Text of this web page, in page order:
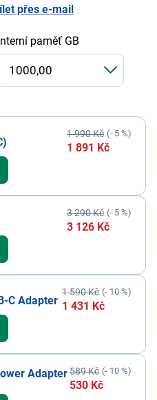
přes e-mail
paměť GB
1 990 Kč (- 5 %)
1 891 Kč
3 290 Kč (- 5 %)
3 126 Kč
C Adapter
1 590 Kč (- 10 %)
1 431 Kč
Adapter589 Kč (- 10 %)
530 Kč